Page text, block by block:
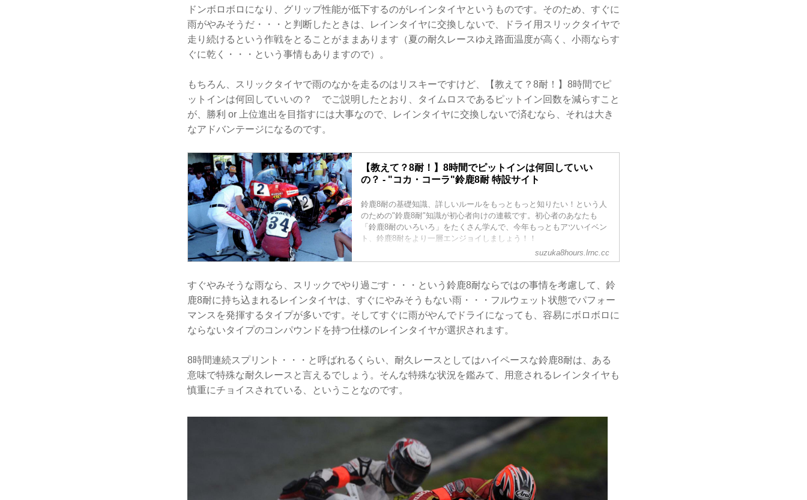
ドンボロボロになり、グリップ性能が低下するのがレインタイヤというものです。そのため、すぐに
雨がやみそうだ・・・と判断したときは、レインタイヤに交換しないで、ドライ用スリックタイヤで
走り続けるという作戦をとることがままあります（夏の耐久レースゆえ路面温度が高く、小雨ならす
ぐに乾く・・・という事情もありますので）。
もちろん、スリックタイヤで雨のなかを走るのはリスキーですけど、【教えて？8耐！】8時間でピ
ットインは何回していいの？ でご説明したとおり、タイムロスであるピットイン回数を減らすこと
が、勝利 or 上位進出を目指すには大事なので、レインタイヤに交換しないで済むなら、それは大き
なアドバンテージになるのです。
【教えて？8耐！】8時間でピットインは何回していい
の？ - "コカ・コーラ"鈴鹿8耐 特設サイト
鈴鹿8耐の基礎知識、詳しいルールをもっともっと知りたい！という人
のための"鈴鹿8耐"知識が初心者向けの連載です。初心者のあなたも
「鈴鹿8耐のいろいろ」をたくさん学んで、今年もっともアツいイベン
ト、鈴鹿8耐をより一層エンジョイしましょう！！
suzuka8hours.lrnc.cc
すぐやみそうな雨なら、スリックでやり過ごす・・・という鈴鹿8耐ならではの事情を考慮して、鈴
鹿8耐に持ち込まれるレインタイヤは、すぐにやみそうもない雨・・・フルウェット状態でパフォー
マンスを発揮するタイプが多いです。そしてすぐに雨がやんでドライになっても、容易にボロボロに
ならないタイプのコンパウンドを持つ仕様のレインタイヤが選択されます。
8時間連続スプリント・・・と呼ばれるくらい、耐久レースとしてはハイペースな鈴鹿8耐は、ある
意味で特殊な耐久レースと言えるでしょう。そんな特殊な状況を鑑みて、用意されるレインタイヤも
慎重にチョイスされている、ということなのです。